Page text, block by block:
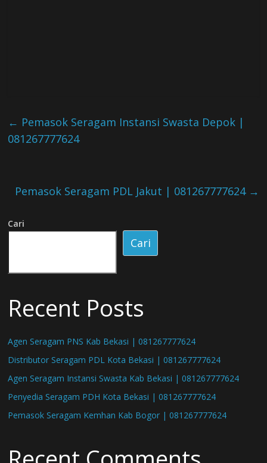
← Pemasok Seragam Instansi Swasta Depok |
081267777624
Pemasok Seragam PDL Jakut | 081267777624 →
Cari
Cari
Recent Posts
Agen Seragam PNS Kab Bekasi | 081267777624
Distributor Seragam PDL Kota Bekasi | 081267777624
Agen Seragam Instansi Swasta Kab Bekasi | 081267777624
Penyedia Seragam PDH Kota Bekasi | 081267777624
Pemasok Seragam Kemhan Kab Bogor | 081267777624